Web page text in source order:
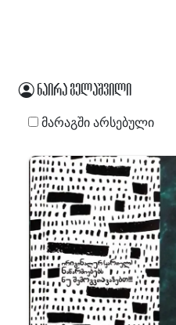
ნაირა გელაშვილი
მარაგში არსებული